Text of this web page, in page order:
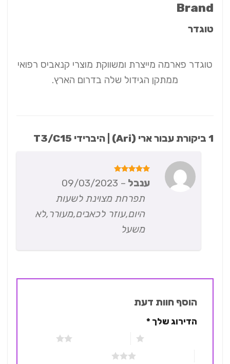
Brand
טוגדר
טוגדר פארמה מייצרת ומשווקת מוצרי קנאביס רפואי
ממתקן הגידול שלה בדרום הארץ.
ארי (Ari) | היברידי T3/C15
דורג5
מתוך 5
ענבל–
09/03/2023
תפרחת מצוינת לשעות
היום,עוזר לכאבים,מעורר,לא
משעל
הוסף חוות דעת
הדירוג שלך*
2 מתוך 5 כוכבים